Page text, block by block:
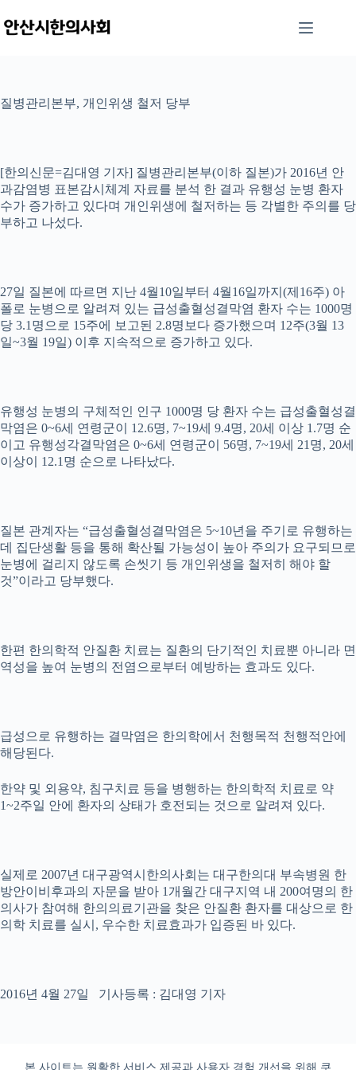
문
으
뛰
본 사이트는 원활한 서비스 제공과 사용자 경험 개선을 위해 쿠
질병관리본부, 개인위생 철저 당부
[한의신문=김대영 기자] 질병관리본부(이하 질본)가 2016년 안
과감염병 표본감시체계 자료를 분석 한 결과 유행성 눈병 환자
수가 증가하고 있다며 개인위생에 철저하는 등 각별한 주의를 당
부하고 나섰다.
27일 질본에 따르면 지난 4월10일부터 4월16일까지(제16주) 아
폴로 눈병으로 알려져 있는 급성출혈성결막염 환자 수는 1000명
당 3.1명으로 15주에 보고된 2.8명보다 증가했으며 12주(3월 13
일~3월 19일) 이후 지속적으로 증가하고 있다.
유행성 눈병의 구체적인 인구 1000명 당 환자 수는 급성출혈성결
막염은 0~6세 연령군이 12.6명, 7~19세 9.4명, 20세 이상 1.7명 순
이고 유행성각결막염은 0~6세 연령군이 56명, 7~19세 21명, 20세
이상이 12.1명 순으로 나타났다.
질본 관계자는 “급성출혈성결막염은 5~10년을 주기로 유행하는
데 집단생활 등을 통해 확산될 가능성이 높아 주의가 요구되므로
눈병에 걸리지 않도록 손씻기 등 개인위생을 철저히 해야 할
것”이라고 당부했다.
한편 한의학적 안질환 치료는 질환의 단기적인 치료뿐 아니라 면
역성을 높여 눈병의 전염으로부터 예방하는 효과도 있다.
급성으로 유행하는 결막염은 한의학에서 천행목적 천행적안에
해당된다.
한약 및 외용약, 침구치료 등을 병행하는 한의학적 치료로 약
1~2주일 안에 환자의 상태가 호전되는 것으로 알려져 있다.
실제로 2007년 대구광역시한의사회는 대구한의대 부속병원 한
방안이비후과의 자문을 받아 1개월간 대구지역 내 200여명의 한
의사가 참여해 한의의료기관을 찾은 안질환 환자를 대상으로 한
의학 치료를 실시, 우수한 치료효과가 입증된 바 있다.
2016년 4월 27일 기사등록 : 김대영 기자